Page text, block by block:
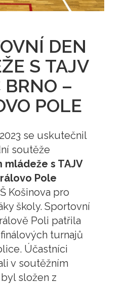
DEN
S TAJV
BRNO –
POLE
se uskutečnil
soutěže
s TAJV
Pole
Košinova pro
školy. Sportovní
Poli patřila
turnajů
Účastníci
v soutěžním
složen z